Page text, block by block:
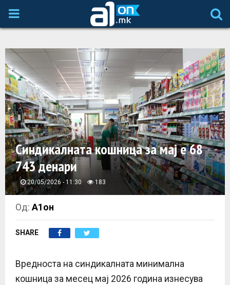
P
I
M
A
R
Y
M
E
N
Синдикалната кошница за мај е 68
743 денари
20/05/2026 - 11:30 183
Од:А1он
SHARE
Вредноста на синдикалната минимална
кошница за месец мај 2026 година изнесува